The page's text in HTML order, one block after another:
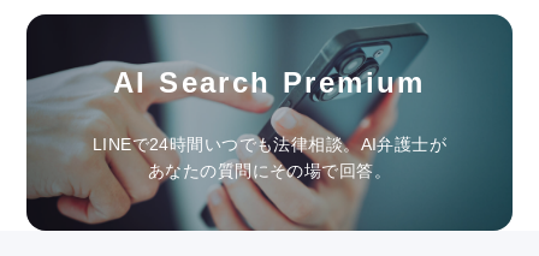
AI Search Premium
LINEで24時間いつでも法律相談。AI弁護士が
あなたの質問にその場で回答。